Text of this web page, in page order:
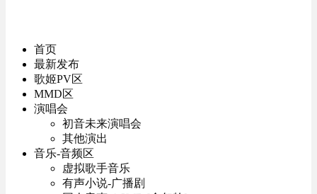
首页
最新发布
歌姬PV区
MMD区
演唱会
初音未来演唱会
其他演出
音乐-音频区
虚拟歌手音乐
有声小说-广播剧